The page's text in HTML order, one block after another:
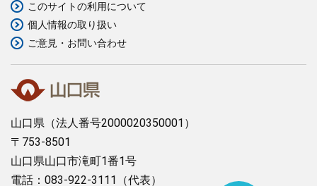
山口県 （法人番号2000020350001）
〒753-8501
山口県山口市滝町1番1号
電話：083-922-3111（代表）
このサイトの利用について
個人情報の取り扱い
ご意見・お問い合わせ